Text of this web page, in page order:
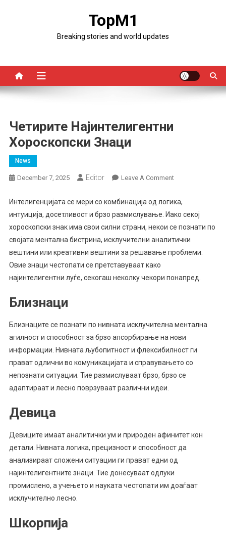
TopM1
Breaking stories and world updates
Четирите Најинтелигентни
Хороскопски Знаци
News
December 7, 2025 Editor Leave A CommentOn
Најинтелигентни
Хороскопски
Знаци
Интелигенцијата се мери со комбинација од логика,
интуиција, досетливост и брзо размислување. Иако секој
хороскопски знак има свои силни страни, некои се познати по
својата ментална бистрина, исклучителни аналитички
вештини или креативни вештини за решавање проблеми.
Овие знаци честопати се претставуваат како
најинтелигентни луѓе, секогаш неколку чекори понапред.
Близнаци
Близнаците се познати по нивната исклучителна ментална
агилност и способност за брзо апсорбирање на нови
информации. Нивната љубопитност и флексибилност ги
прават одлични во комуникацијата и справувањето со
непознати ситуации. Тие размислуваат брзо, брзо се
адаптираат и лесно поврзуваат различни идеи.
Девица
Девиците имаат аналитички ум и природен афинитет кон
детали. Нивната логика, прецизност и способност да
анализираат сложени ситуации ги прават едни од
најинтелигентните знаци. Тие донесуваат одлуки
промислено, а учењето и науката честопати им доаѓаат
исклучително лесно.
Шкорпија